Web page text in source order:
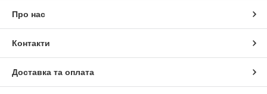
Про нас
Контакти
Доставка та оплата